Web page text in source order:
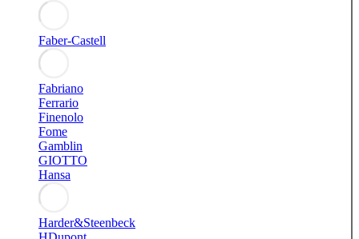
Faber-Castell
Fabriano
Ferrario
Finenolo
Fome
Gamblin
GIOTTO
Hansa
Harder&Steenbeck